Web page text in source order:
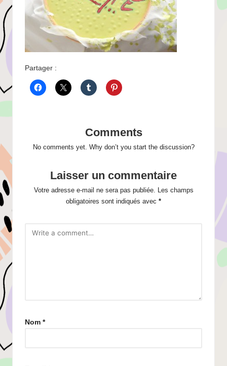
Partager :
Comments
No comments yet. Why don’t you start the discussion?
Laisser un commentaire
Votre adresse e-mail ne sera pas publiée.
Les champs
obligatoires sont indiqués avec *
Nom *